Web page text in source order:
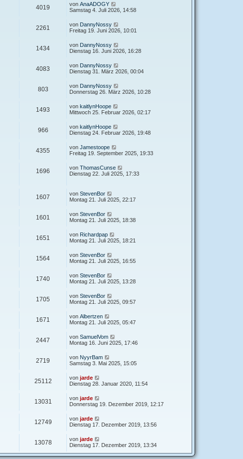
4019 von AnaADOGY
Samstag 4. Juli 2026, 14:58
2261 von DannyNossy
Freitag 19. Juni 2026, 10:01
1434 von DannyNossy
Dienstag 16. Juni 2026, 16:28
4083 von DannyNossy
Dienstag 31. März 2026, 00:04
803 von DannyNossy
Donnerstag 26. März 2026, 10:28
1493 von kaitlynHoope
Mittwoch 25. Februar 2026, 02:17
966 von kaitlynHoope
Dienstag 24. Februar 2026, 19:48
4355 von Jamestoope
Freitag 19. September 2025, 19:33
1696 von ThomasCunse
Dienstag 22. Juli 2025, 17:33
1607 von StevenBor
Montag 21. Juli 2025, 22:17
1601 von StevenBor
Montag 21. Juli 2025, 18:38
1651 von Richardpap
Montag 21. Juli 2025, 18:21
1564 von StevenBor
Montag 21. Juli 2025, 16:55
1740 von StevenBor
Montag 21. Juli 2025, 13:28
1705 von StevenBor
Montag 21. Juli 2025, 09:57
1671 von Albertzen
Montag 21. Juli 2025, 05:47
2447 von SamuelVom
Montag 16. Juni 2025, 17:46
2719 von NyуrBam
Samstag 3. Mai 2025, 15:05
25112 von jarde
Dienstag 28. Januar 2020, 11:54
13031 von jarde
Donnerstag 19. Dezember 2019, 12:17
12749 von jarde
Dienstag 17. Dezember 2019, 13:56
13078 von jarde
Dienstag 17. Dezember 2019, 13:34